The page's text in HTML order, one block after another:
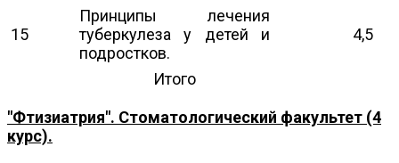
15
Принципы лечения
туберкулеза у детей и
подростков.
4,5
Итого
"Фтизиатрия". Стоматологический факультет (4
курс).